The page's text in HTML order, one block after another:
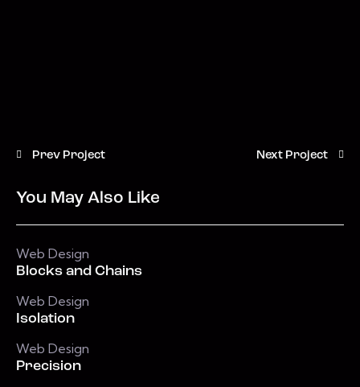
Prev Project Next Project
You May Also Like
Web Design
Blocks and Chains
Web Design
Isolation
Web Design
Precision